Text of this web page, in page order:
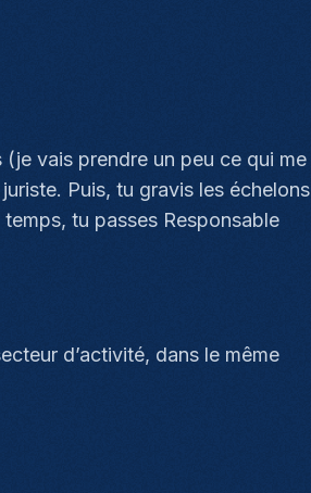
vais prendre un peu ce qui me
Puis, tu gravis les échelons
tu passes Responsable
d’activité, dans le même